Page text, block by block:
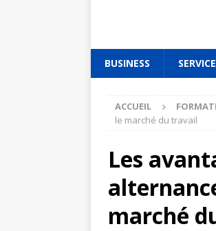
BUSINESS
ACCUEIL
le marché du travail
Les
marché